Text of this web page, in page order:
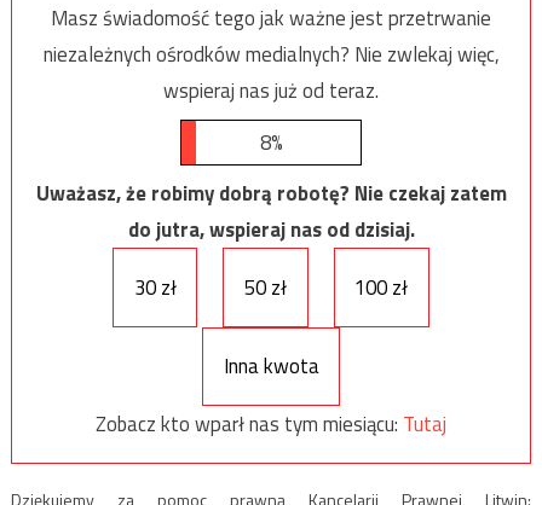
Masz świadomość tego jak ważne jest przetrwanie
niezależnych ośrodków medialnych? Nie zwlekaj więc,
wspieraj nas już od teraz.
8%
Uważasz, że robimy dobrą robotę? Nie czekaj zatem
do jutra, wspieraj nas od dzisiaj.
30 zł
50 zł 100 zł
Inna kwota
Zobacz kto wparł nas tym miesiącu: Tutaj
Dziękujemy za pomoc prawną Kancelarii Prawnej Litwin: